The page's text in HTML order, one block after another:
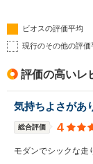
ビオスの評価平均
現行のその他の評価
評価の高いレ
気持ちよさがあ
総合評価 4
モダンでシックな走